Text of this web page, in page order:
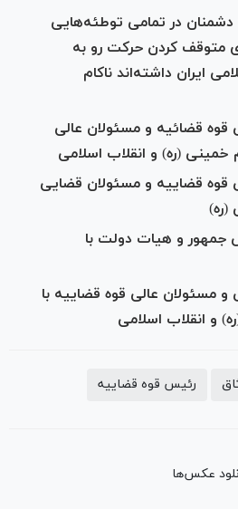
در تمامی توطئه‌هایی
سال برای متوقف کردن حرکت رو به
ایران داشته‌اند ناکام
قضائیه و مسئولان عالی
خمینی (ره) و انقلاب اسلامی
قوه قضاییه و مسئولان قضایی
(ره)
جمهور و هیات دولت با
مسئولان عالی قوه قضاییه با
و انقلاب اسلامی
رئیس قوه قضاییه
عکس‌ها